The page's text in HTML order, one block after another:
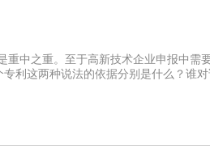
中之重。至于高新技术企业申报中需
利这两种说法的依据分别是什么？谁